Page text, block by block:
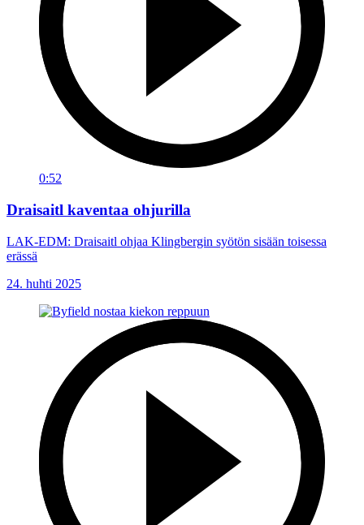
0:52
Draisaitl kaventaa ohjurilla
LAK-EDM: Draisaitl ohjaa Klingbergin syötön sisään toisessa
erässä
24. huhti 2025